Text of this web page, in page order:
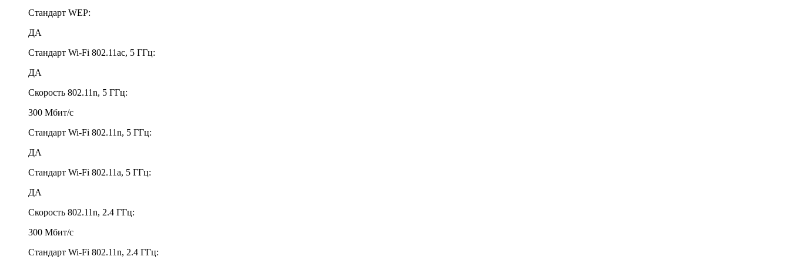
Стандарт WEP:
ДА
Стандарт Wi-Fi 802.11ac, 5 ГГц:
ДА
Скорость 802.11n, 5 ГГц:
300 Мбит/с
Стандарт Wi-Fi 802.11n, 5 ГГц:
ДА
Стандарт Wi-Fi 802.11a, 5 ГГц:
ДА
Скорость 802.11n, 2.4 ГГц:
300 Мбит/с
Стандарт Wi-Fi 802.11n, 2.4 ГГц: